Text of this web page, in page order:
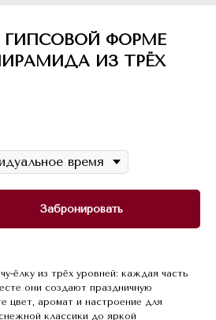
ГИПСОВОЙ ФОРМЕ
ИЗ ТРЁХ
Забронировать
ёлку из трёх уровней: каждая часть
они создают праздничную
цвет, аромат и настроение для
классики до яркой